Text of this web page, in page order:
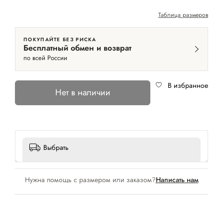
Таблица размеров
ПОКУПАЙТЕ БЕЗ РИСКА
Бесплатный обмен и возврат
по всей России
Нет в наличии
В избранное
Выбрать
Нужна помощь с размером или заказом?Написать нам